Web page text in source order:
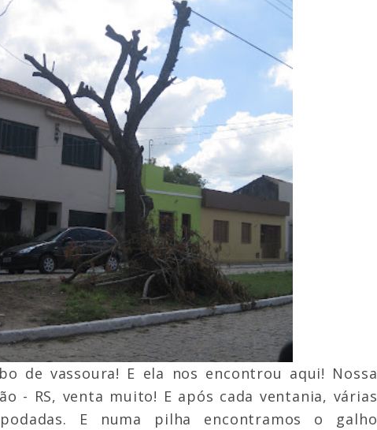
de vassoura! E ela nos encontrou aqui! Nossa
- RS, venta muito! E após cada ventania, várias
E numa pilha encontramos o galho